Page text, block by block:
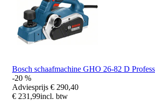
Bosch schaafmachine GHO 26-82 D
-20 %
Adviesprijs € 290,40
€ 231,99incl. btw